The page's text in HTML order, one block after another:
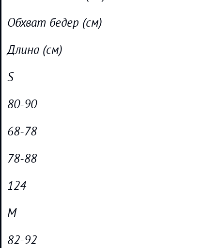
Обхват бедер (см)
Длина (см)
S
80-90
68-78
78-88
124
М
82-92